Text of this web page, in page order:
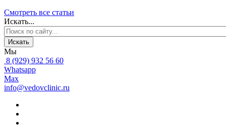
Смотреть все статьи
Искать...
Искать
Мы
8 (929) 932 56 60
Whatsapp
Max
info@vedovclinic.ru